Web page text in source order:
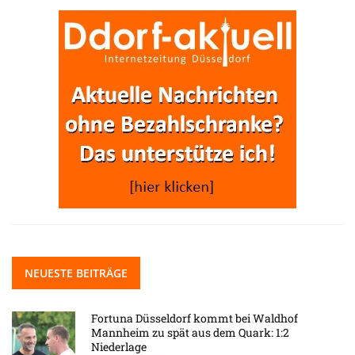
NEUESTE BEITRÄGE
Fortuna Düsseldorf kommt bei Waldhof
Mannheim zu spät aus dem Quark: 1:2
Niederlage